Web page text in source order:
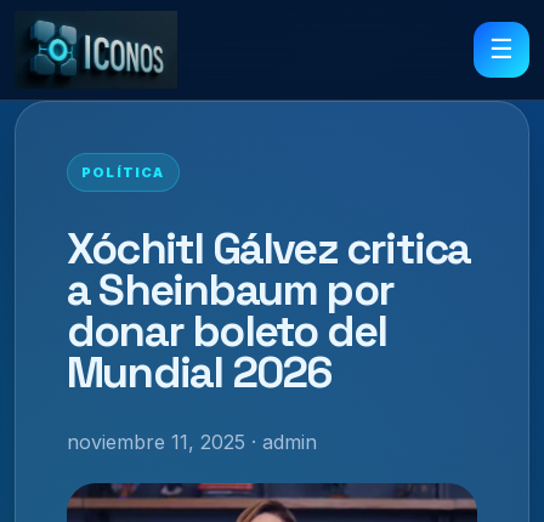
☰
POLÍTICA
Xóchitl Gálvez critica
a Sheinbaum por
donar boleto del
Mundial 2026
noviembre 11, 2025 · admin